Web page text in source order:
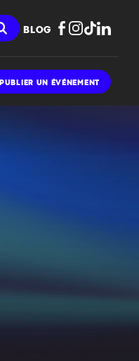
BLOG
PUBLIER UN ÉVÉNEMENT